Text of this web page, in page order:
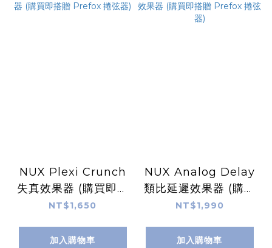
NUX Plexi Crunch
失真效果器 (購買即搭
贈 Prefox 捲弦器)
NT$1,650
加入購物車
NUX Analog Delay
類比延遲效果器 (購買
即搭贈 Prefox 捲弦
NT$1,990
加入購物車